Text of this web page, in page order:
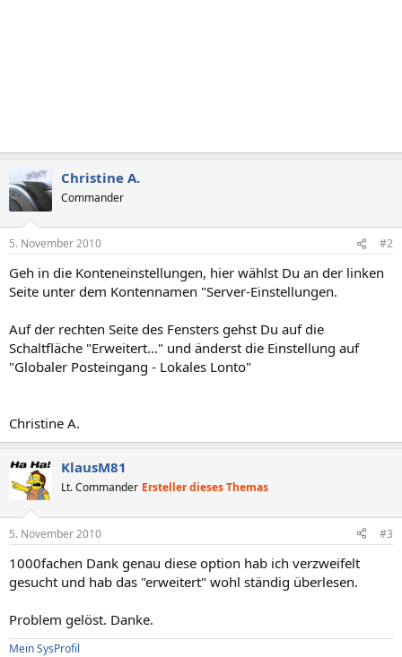
Christine A.
Commander
5. November 2010 #2
Geh in die Konteneinstellungen, hier wählst Du an der linken
Seite unter dem Kontennamen "Server-Einstellungen.
Auf der rechten Seite des Fensters gehst Du auf die
Schaltfläche "Erweitert..." und änderst die Einstellung auf
"Globaler Posteingang - Lokales Lonto"
Christine A.
KlausM81
Lt. Commander Ersteller dieses Themas
5. November 2010 #3
1000fachen Dank genau diese option hab ich verzweifelt
gesucht und hab das "erweitert" wohl ständig überlesen.
Problem gelöst. Danke.
Mein SysProfil